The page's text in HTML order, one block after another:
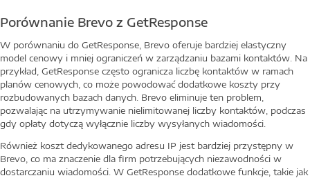
Porównanie Brevo z GetResponse
W porównaniu do GetResponse, Brevo oferuje bardziej elastyczny
model cenowy i mniej ograniczeń w zarządzaniu bazami kontaktów. Na
przykład, GetResponse często ogranicza liczbę kontaktów w ramach
planów cenowych, co może powodować dodatkowe koszty przy
rozbudowanych bazach danych. Brevo eliminuje ten problem,
pozwalając na utrzymywanie nielimitowanej liczby kontaktów, podczas
gdy opłaty dotyczą wyłącznie liczby wysyłanych wiadomości.
Również koszt dedykowanego adresu IP jest bardziej przystępny w
Brevo, co ma znaczenie dla firm potrzebujących niezawodności w
dostarczaniu wiadomości. W GetResponse dodatkowe funkcje, takie jak